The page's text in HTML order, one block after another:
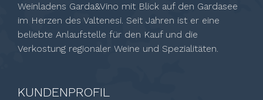
Weinladens Garda&Vino mit Blick auf den Gardasee
im Herzen des Valtenesi. Seit Jahren ist er eine
beliebte Anlaufstelle für den Kauf und die
Verkostung regionaler Weine und Spezialitäten.
KUNDENPROFIL